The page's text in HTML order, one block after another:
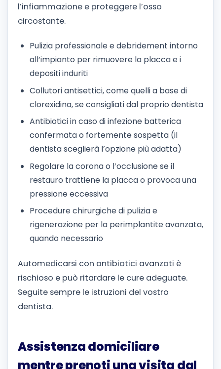
l’infiammazione e proteggere l’osso
circostante.
Pulizia professionale e debridement intorno
all’impianto per rimuovere la placca e i
depositi induriti
Collutori antisettici, come quelli a base di
clorexidina, se consigliati dal proprio dentista
Antibiotici in caso di infezione batterica
confermata o fortemente sospetta (il
dentista sceglierà l’opzione più adatta)
Regolare la corona o l’occlusione se il
restauro trattiene la placca o provoca una
pressione eccessiva
Procedure chirurgiche di pulizia e
rigenerazione per la perimplantite avanzata,
quando necessario
Automedicarsi con antibiotici avanzati è
rischioso e può ritardare le cure adeguate.
Seguite sempre le istruzioni del vostro
dentista.
Assistenza domiciliare
mentre prenoti una visita dal